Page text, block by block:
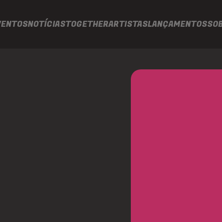
NOTÍCIASTOGETHERARTISTASLANÇAMENTOS